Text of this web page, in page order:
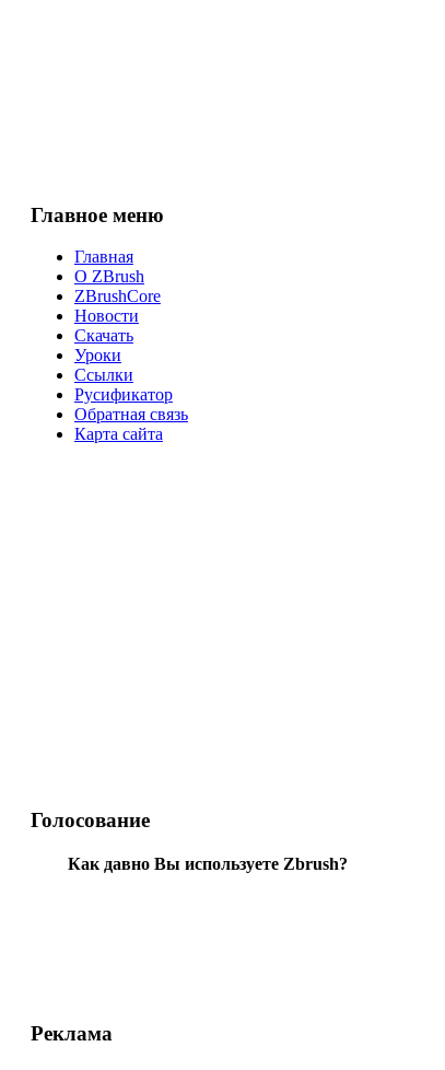
Главное меню
Главная
О ZBrush
ZBrushCore
Новости
Скачать
Уроки
Ссылки
Русификатор
Обратная связь
Карта сайта
Голосование
Как давно Вы используете Zbrush?
Реклама